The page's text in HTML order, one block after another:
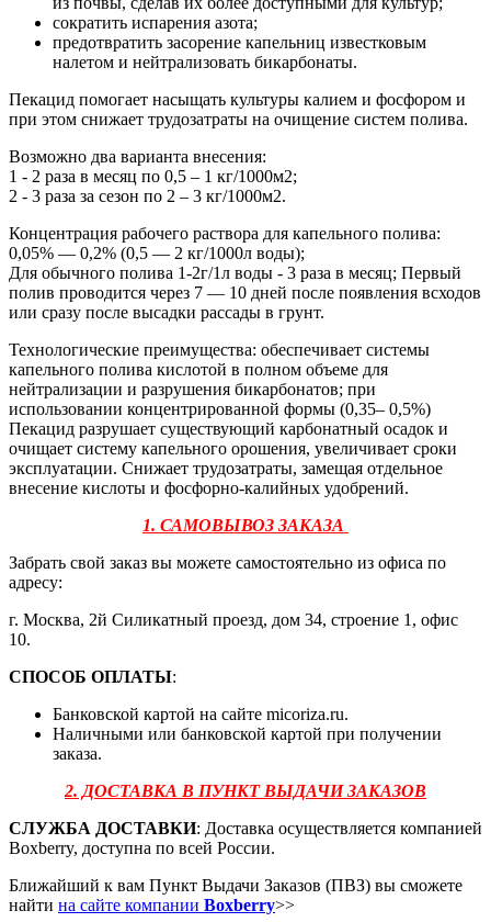
сократить испарения азота;
предотвратить засорение капельниц известковым
налетом и нейтрализовать бикарбонаты.
Пекацид помогает насыщать культуры калием и фосфором и
при этом снижает трудозатраты на очищение систем полива.
Возможно два варианта внесения:
1 - 2 раза в месяц по 0,5 – 1 кг/1000м2;
2 - 3 раза за сезон по 2 – 3 кг/1000м2.
Концентрация рабочего раствора для капельного полива:
0,05% — 0,2% (0,5 — 2 кг/1000л воды);
Для обычного полива 1-2г/1л воды - 3 раза в месяц; Первый
полив проводится через 7 — 10 дней после появления всходов
или сразу после высадки рассады в грунт.
Технологические преимущества: обеспечивает системы
капельного полива кислотой в полном объеме для
нейтрализации и разрушения бикарбонатов; при
использовании концентрированной формы (0,35– 0,5%)
Пекацид разрушает существующий карбонатный осадок и
очищает систему капельного орошения, увеличивает сроки
эксплуатации. Снижает трудозатраты, замещая отдельное
внесение кислоты и фосфорно-калийных удобрений.
1. САМОВЫВОЗ ЗАКАЗА
Забрать свой заказ вы можете самостоятельно из офиса по
адресу:
г. Москва, 2й Силикатный проезд, дом 34, строение 1, офис
10.
СПОСОБ ОПЛАТЫ:
Банковской картой на сайте micoriza.ru.
Наличными или банковской картой при получении
заказа.
2. ДОСТАВКА В ПУНКТ ВЫДАЧИ ЗАКАЗОВ
СЛУЖБА ДОСТАВКИ: Доставка осуществляется компанией
Boxberry, доступна по всей России.
Ближайший к вам Пункт Выдачи Заказов (ПВЗ) вы сможете
найти на сайте компании Boxberry>>